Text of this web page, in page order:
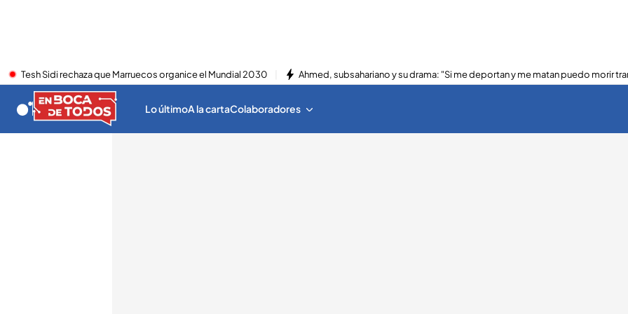
Tesh Sidi rechaza que Marruecos organice el Mundial 2030 Ahmed, subsahariano y su drama: "Si me deportan y me matan puedo morir
Lo últimoA la cartaColaboradores